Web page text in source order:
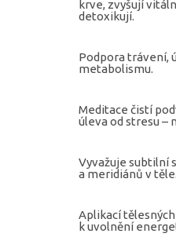
krve, zvyšují
detoxikují.
Podpora trávení,
metabolismu.
Meditace čistí
úleva od stresu –
Vyvažuje subtilní
a meridiánů v těle.
Aplikací
k uvolnění